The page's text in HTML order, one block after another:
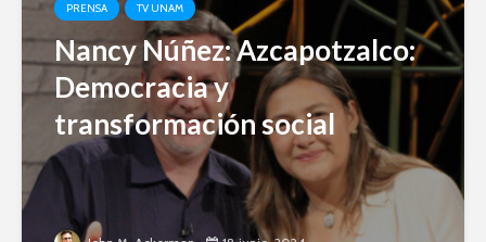
PRENSA TV UNAM
Nancy Núñez: Azcapotzalco:
Democracia y
transformación social